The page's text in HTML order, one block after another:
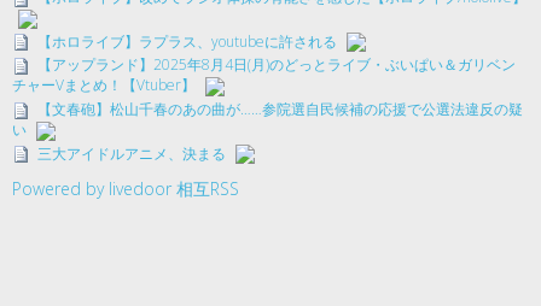
【ホロライブ】ラプラス、youtubeに許される
【アップランド】2025年8月4日(月)のどっとライブ・ぶいぱい＆ガリベン
チャーVまとめ！【Vtuber】
【文春砲】松山千春のあの曲が……参院選自民候補の応援で公選法違反の疑
い
三大アイドルアニメ、決まる
Powered by livedoor 相互RSS